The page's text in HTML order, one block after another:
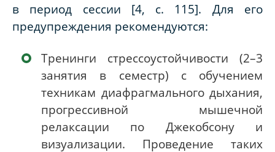
в период сессии [4, с. 115]. Для его
предупреждения рекомендуются:
Тренинги стрессоустойчивости (2–3
занятия в семестр) с обучением
техникам диафрагмального дыхания,
прогрессивной мышечной
релаксации по Джекобсону и
визуализации. Проведение таких